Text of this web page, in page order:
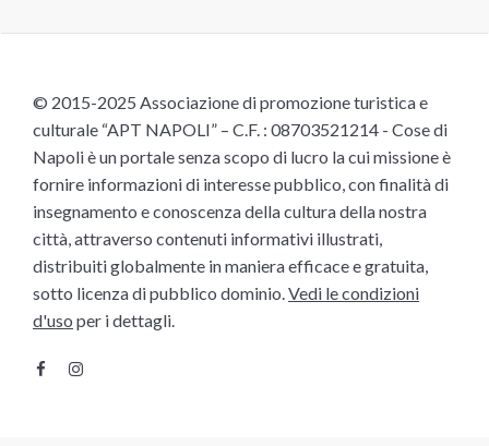
© 2015-2025 Associazione di promozione turistica e
culturale “APT NAPOLI” – C.F. : 08703521214 - Cose di
Napoli è un portale senza scopo di lucro la cui missione è
fornire informazioni di interesse pubblico, con finalità di
insegnamento e conoscenza della cultura della nostra
città, attraverso contenuti informativi illustrati,
distribuiti globalmente in maniera efficace e gratuita,
sotto licenza di pubblico dominio.Vedi le condizioni
d'uso per i dettagli.